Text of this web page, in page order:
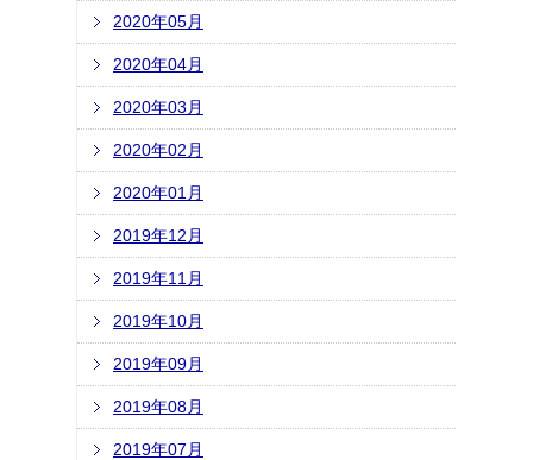
2020年05月
2020年04月
2020年03月
2020年02月
2020年01月
2019年12月
2019年11月
2019年10月
2019年09月
2019年08月
2019年07月